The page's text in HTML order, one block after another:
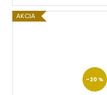
AKCIA
–20 %